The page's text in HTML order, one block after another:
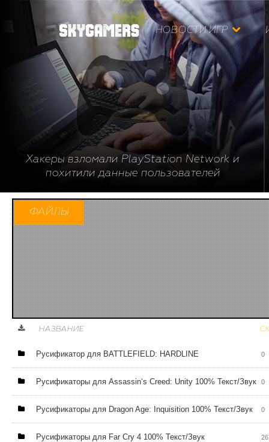
НОВОСТИ ИГР
Хакеры взломали PlayStation Network и
похитили данные пользователей
ФАЙЛЫ
 НАЗВАНИЕ
Русификатор для BATTLEFIELD: HARDLINE 0
Русификаторы для Assassin‘s Creed: Unity 100% Текст/Звук 0
Русификаторы для Dragon Age: Inquisition 100% Текст/Звук 0
Русификаторы для Far Cry 4 100% Текст/Звук